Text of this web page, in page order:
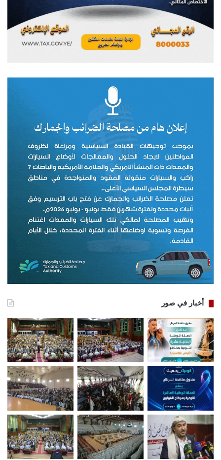
أخبار في صور